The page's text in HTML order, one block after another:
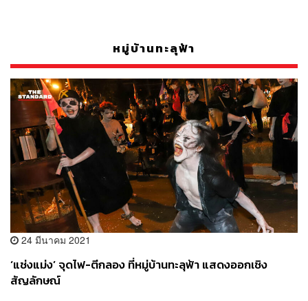
หมู่บ้านทะลุฟ้า
24 มีนาคม 2021
‘แช่งแม่ง’ จุดไฟ-ตีกลอง ที่หมู่บ้านทะลุฟ้า แสดงออกเชิง
สัญลักษณ์